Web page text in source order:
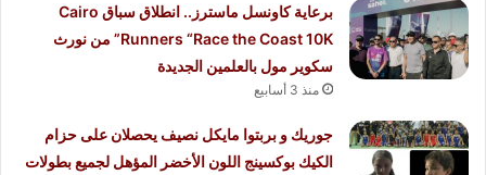
برعاية كاونسل ماسترز.. انطلاق سباق Cairo
Runners “Race the Coast 10K” من نورث
سكوير مول بالعلمين الجديدة
منذ 3 أسابيع
جوريك و بربتوا مايكل نصيف يحصلان على حزام
الكيك بوكسينج اللون الأخضر المؤهل لجميع بطولات